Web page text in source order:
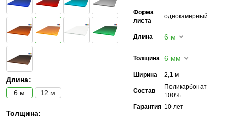
Длина:
6 м
12 м
Толщина:
Форма
листа
однокамерный
Длина 6 м
Толщина 6 мм
Ширина 2,1 м
Состав
Поликарбонат
100%
Гарантия 10 лет